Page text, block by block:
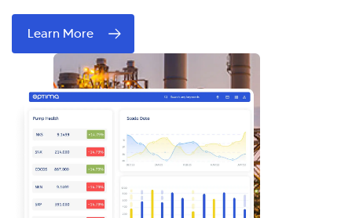
Learn More